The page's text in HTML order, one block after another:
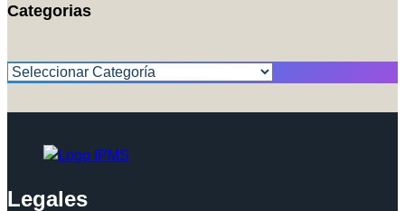
Categorias
Categorías
Legales